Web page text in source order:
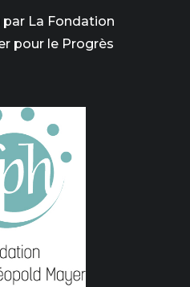
La Fondation
pour le Progrès